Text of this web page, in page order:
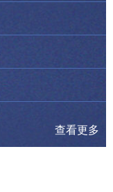
查看更多